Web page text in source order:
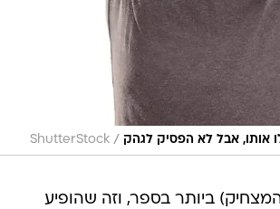
אותו, אבל לא הפסיק לגהק /
ShutterStock
ביותר בספר, וזה שהופיע